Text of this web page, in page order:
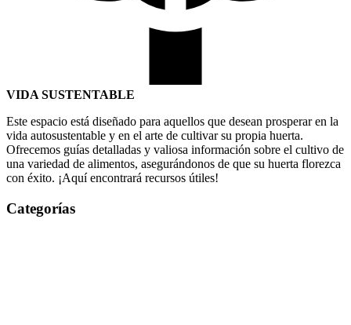
VIDA SUSTENTABLE
Este espacio está diseñado para aquellos que desean prosperar en la
vida autosustentable y en el arte de cultivar su propia huerta.
Ofrecemos guías detalladas y valiosa información sobre el cultivo de
una variedad de alimentos, asegurándonos de que su huerta florezca
con éxito. ¡Aquí encontrará recursos útiles!
Categorías